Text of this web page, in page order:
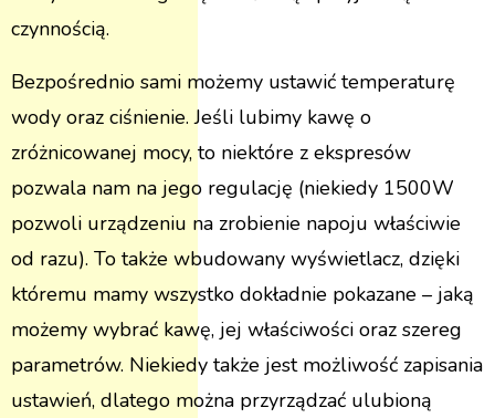
czynnością.
Bezpośrednio sami możemy ustawić temperaturę
wody oraz ciśnienie. Jeśli lubimy kawę o
zróżnicowanej mocy, to niektóre z ekspresów
pozwala nam na jego regulację (niekiedy 1500W
pozwoli urządzeniu na zrobienie napoju właściwie
od razu). To także wbudowany wyświetlacz, dzięki
któremu mamy wszystko dokładnie pokazane – jaką
możemy wybrać kawę, jej właściwości oraz szereg
parametrów. Niekiedy także jest możliwość zapisania
ustawień, dlatego można przyrządzać ulubioną